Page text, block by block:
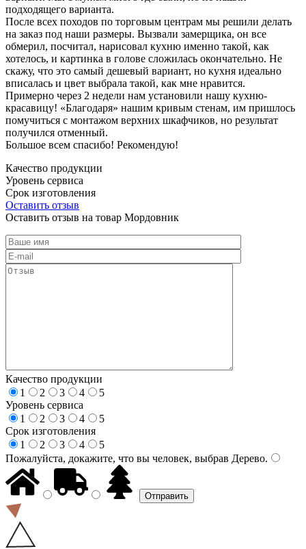
подходящего варианта.
После всех походов по торговым центрам мы решили делать
на заказ под наши размеры. Вызвали замерщика, он все
обмерил, посчитал, нарисовал кухню именно такой, как
хотелось, и картинка в голове сложилась окончательно. Не
скажу, что это самый дешевый вариант, но кухня идеально
вписалась и цвет выбрала такой, как мне нравится.
Примерно через 2 недели нам установили нашу кухню-
красавицу! «Благодаря» нашим кривым стенам, им пришлось
помучиться с монтажом верхних шкафчиков, но результат
получился отменный.
Большое всем спасибо! Рекомендую!
Качество продукции
Уровень сервиса
Срок изготовления
Оставить отзыв
Оставить отзыв на товар Мордовник
Качество продукции
1
2 3 4
5
Уровень сервиса
1
2 3 4
5
Срок изготовления
1
2 3 4
5
Пожалуйста, докажите, что вы человек, выбрав Дерево.